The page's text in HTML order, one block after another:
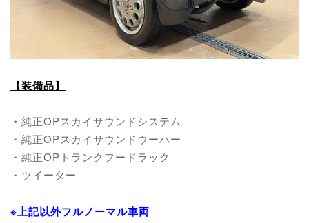
【装備品】
・純正OPスカイサウンドシステム
・純正OPスカイサウンドウーハー
・純正OPトランクフードラック
・ツイーター
※上記以外フルノーマル車両